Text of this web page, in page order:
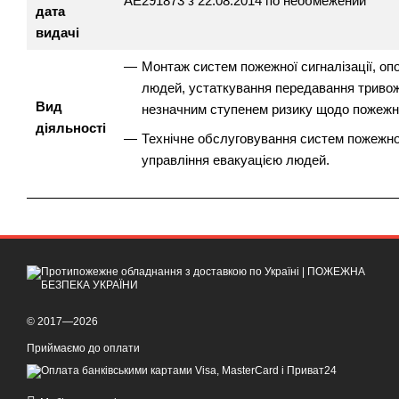
дата
видачі
Вид
діяльності
Монтаж систем пожежної сигналізації,
людей, устаткування передавання
незначним ступенем ризику щодо
Технічне обслуговування систем
управління евакуацією людей.
© 2017—2026
Приймаємо до оплати